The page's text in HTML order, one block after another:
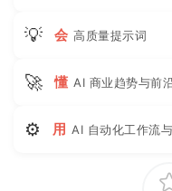
💡 会 高质量提示词
🚀 懂 AI 商业趋势与前
⚙ 用 AI 自动化工作流